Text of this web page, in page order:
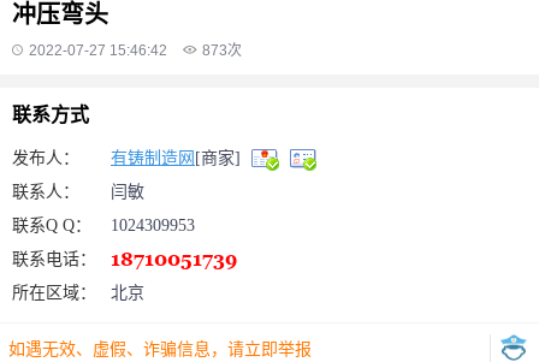
冲压弯头
2022-07-27 15:46:42 873次
联系方式
发布人： 有铸制造网 [商家]
联系人：
闫敏
联系Q Q：
1024309953
联系电话：
所在区域：
北京
如遇无效、虚假、诈骗信息，请立即举报